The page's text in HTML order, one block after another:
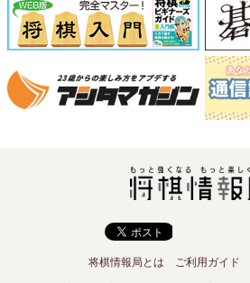
将棋情報局とは ご利用ガイド